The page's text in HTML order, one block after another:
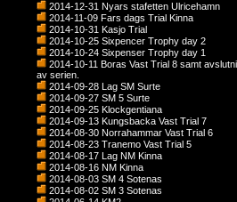
2014-12-31 Nyars stafetten Ulricehamn
2014-11-09 Fars dags Trial Kinna
2014-10-31 Kasjo Trial
2014-10-25 Sixpencer Trophy day 2
2014-10-24 Sixpenser Trophy day 1
2014-10-11 Boras Vast Trial 8 samt
av serien.
2014-09-28 Lag SM Surte
2014-09-27 SM 5 Surte
2014-09-25 Klockgentiana
2014-09-13 Kungsbacka Vast Trial 7
2014-08-30 Norrahammar Vast Trial 6
2014-08-23 Tranemo Vast Trial 5
2014-08-17 Lag NM Kinna
2014-08-16 NM Kinna
2014-08-03 SM 4 Sotenas
2014-08-02 SM 3 Sotenas